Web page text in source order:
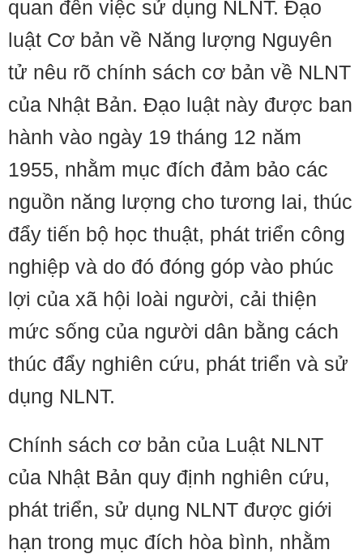
quan đến việc sử dụng NLNT. Đạo
luật Cơ bản về Năng lượng Nguyên
tử nêu rõ chính sách cơ bản về NLNT
của Nhật Bản. Đạo luật này được ban
hành vào ngày 19 tháng 12 năm
1955, nhằm mục đích đảm bảo các
nguồn năng lượng cho tương lai, thúc
đẩy tiến bộ học thuật, phát triển công
nghiệp và do đó đóng góp vào phúc
lợi của xã hội loài người, cải thiện
mức sống của người dân bằng cách
thúc đẩy nghiên cứu, phát triển và sử
dụng NLNT.
Chính sách cơ bản của Luật NLNT
của Nhật Bản quy định nghiên cứu,
phát triển, sử dụng NLNT được giới
hạn trong mục đích hòa bình, nhằm